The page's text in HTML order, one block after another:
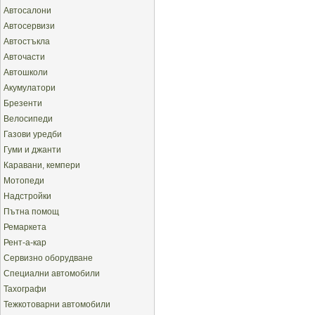
Автосалони
Автосервизи
Автостъкла
Авточасти
Автошколи
Акумулатори
Брезенти
Велосипеди
Газови уредби
Гуми и джанти
Каравани, кемпери
Мотопеди
Надстройки
Пътна помощ
Ремаркета
Рент-а-кар
Сервизно оборудване
Специални автомобили
Тахографи
Тежкотоварни автомобили